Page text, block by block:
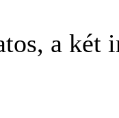
a két